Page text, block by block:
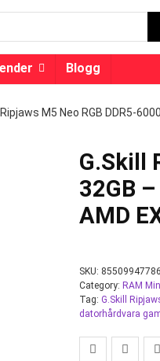
Blogg
M5 Neo RGB DDR5-
G.Skill
32GB
AMD
SKU:
Category: RAM
Tag: G.Skill
datorhårdvara